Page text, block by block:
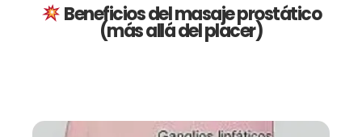
Beneficios del masaje prostático
(más allá del placer)